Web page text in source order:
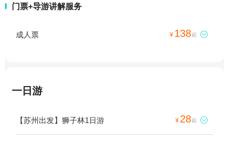
门票+导游讲解服务
成人票 ¥ 138起 
一日游
【苏州出发】狮子林1日游 ¥ 28起 